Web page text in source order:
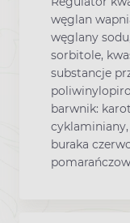
węglan
węglany
sorbitole,
substancje
barwnik:
buraka